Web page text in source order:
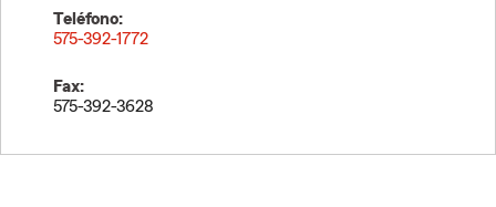
Teléfono:
575-392-1772
Fax:
575-392-3628